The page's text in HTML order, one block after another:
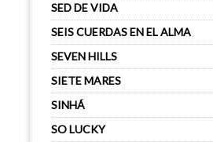
SED DE VIDA
SEIS CUERDAS EN EL ALMA
SEVEN HILLS
SIETE MARES
SINHÁ
SO LUCKY